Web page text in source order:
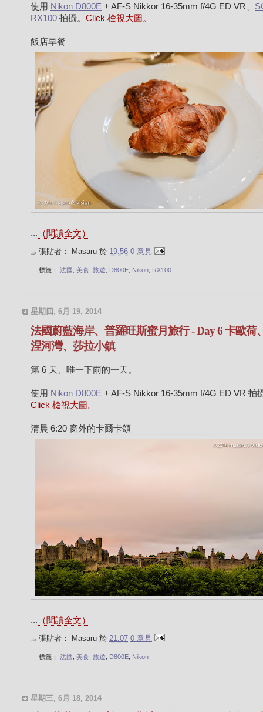
使用 Nikon D800E + AF-S Nikkor 16-35mm f/4G ED VR、
RX100 拍攝。 Click 檢視大圖。
飯店早餐
... （閱讀全文）
張貼者： Masaru 於 19:56 0 意見
標籤： 法國 美食 旅遊 D800E Nikon RX100
星期四, 6月 19, 2014
法國蔚藍海岸、普羅旺斯蜜月旅行 - Day 6 卡歐荷
涅河灣、莎拉小鎮
第 6 天、唯一下雨的一天。
使用 Nikon D800E + AF-S Nikkor 16-35mm f/4G ED VR 拍
Click 檢視大圖。
清晨 6:20 窗外的卡爾卡頌
... （閱讀全文）
張貼者： Masaru 於 21:07 0 意見
標籤： 法國 美食 旅遊 D800E Nikon
星期三, 6月 18, 2014